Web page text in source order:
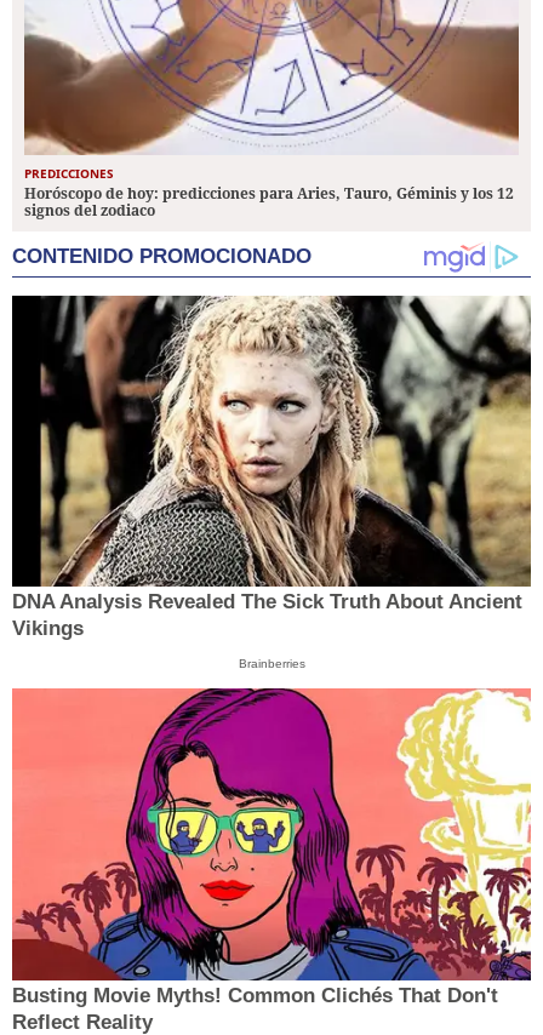
PREDICCIONES
Horóscopo de hoy: predicciones para Aries, Tauro, Géminis y los 12
signos del zodiaco
CONTENIDO PROMOCIONADO
DNA Analysis Revealed The Sick Truth About Ancient
Vikings
Brainberries
Busting Movie Myths! Common Clichés That Don't
Reflect Reality